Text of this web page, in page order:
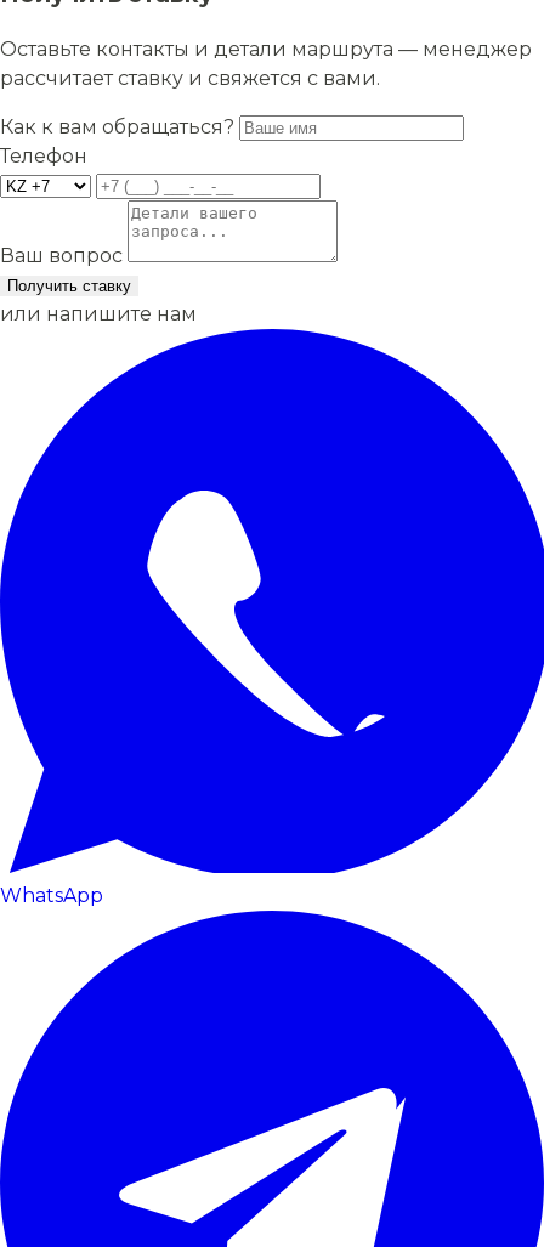
Оставьте контакты и детали маршрута — менеджер
рассчитает ставку и свяжется с вами.
Как к вам обращаться?
Телефон
Ваш вопрос
Получить ставку
или напишите нам
WhatsApp